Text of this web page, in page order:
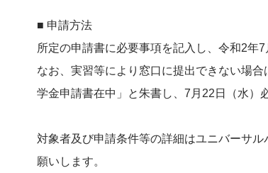
■ 申請方法
所定の申請書に必要事項を記入し、令和2年
なお、実習等により窓口に提出できない場
学金申請書在中」と朱書し、7月22日（水）
対象者及び申請条件等の詳細はユニバーサ
願いします。